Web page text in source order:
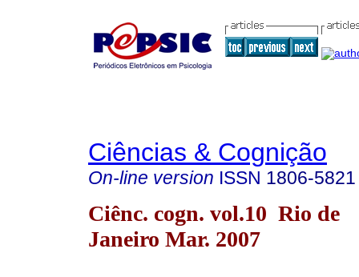
Ciências & Cognição
On-line version ISSN 1806-5821
Ciênc. cogn. vol.10 Rio de
Janeiro Mar. 2007